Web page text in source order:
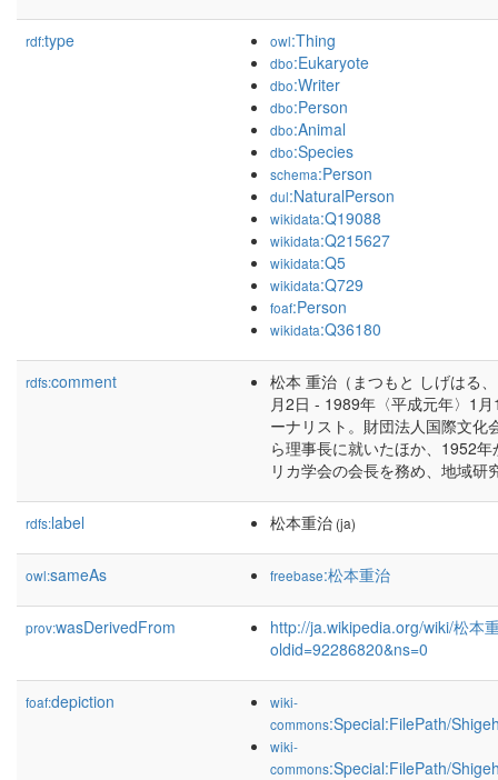
rdf:type owl:Thing
dbo:Eukaryote
dbo:Writer
dbo:Person
dbo:Animal
dbo:Species
schema:Person
dul:NaturalPerson
wikidata:Q19088
wikidata:Q215627
wikidata:Q5
wikidata:Q729
foaf:Person
wikidata:Q36180
rdfs:comment
松本 重治（まつもと しげはる
月2日 - 1989年〈平成元年〉1
ーナリスト。財団法人国際文化
ら理事長に就いたほか、1952
リカ学会の会長を務め、地域研
rdfs:label 松本重治 (ja)
owl:sameAs freebase:松本重治
prov:wasDerivedFrom
http://ja.wikipedia.org/wiki/松本
oldid=92286820&ns=0
foaf:depiction
wiki-
commons:Special:FilePath/
wiki-
commons:Special:FilePath/